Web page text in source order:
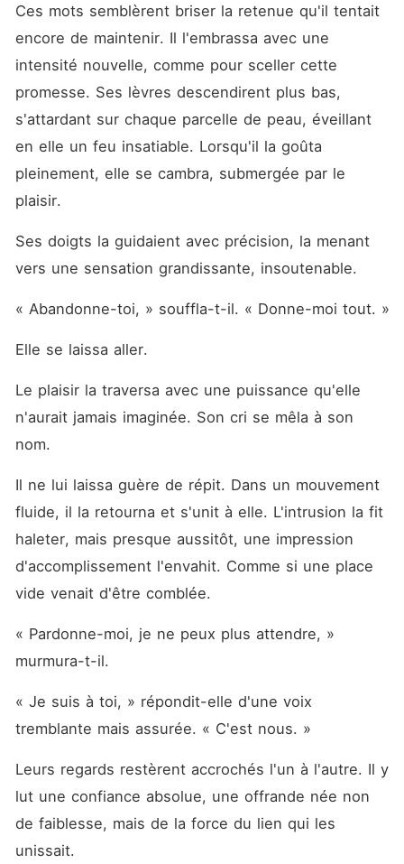
Ces mots semblèrent briser la retenue qu'il tentait
encore de maintenir. Il l'embrassa avec une
intensité nouvelle, comme pour sceller cette
promesse. Ses lèvres descendirent plus bas,
s'attardant sur chaque parcelle de peau, éveillant
en elle un feu insatiable. Lorsqu'il la goûta
pleinement, elle se cambra, submergée par le
plaisir.
Ses doigts la guidaient avec précision, la menant
vers une sensation grandissante, insoutenable.
« Abandonne-toi, » souffla-t-il. « Donne-moi tout. »
Elle se laissa aller.
Le plaisir la traversa avec une puissance qu'elle
n'aurait jamais imaginée. Son cri se mêla à son
nom.
Il ne lui laissa guère de répit. Dans un mouvement
fluide, il la retourna et s'unit à elle. L'intrusion la fit
haleter, mais presque aussitôt, une impression
d'accomplissement l'envahit. Comme si une place
vide venait d'être comblée.
« Pardonne-moi, je ne peux plus attendre, »
murmura-t-il.
« Je suis à toi, » répondit-elle d'une voix
tremblante mais assurée. « C'est nous. »
Leurs regards restèrent accrochés l'un à l'autre. Il y
lut une confiance absolue, une offrande née non
de faiblesse, mais de la force du lien qui les
unissait.